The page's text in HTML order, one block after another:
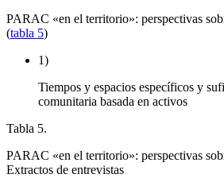
PARAC «en el territorio»: perspectivas
(tabla 5)
1)
Tiempos y espacios específicos y
comunitaria basada en activos
Tabla 5.
PARAC «en el territorio»: perspectivas
Extractos de entrevistas